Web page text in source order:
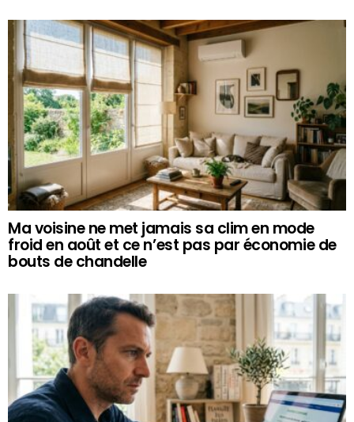
Ma voisine ne met jamais sa clim en mode
froid en août et ce n’est pas par économie de
bouts de chandelle